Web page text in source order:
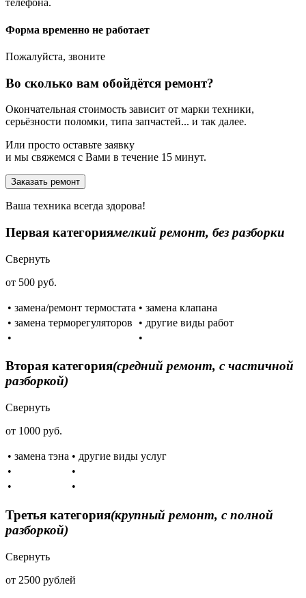
телефона.
Форма временно не работает
Пожалуйста, звоните
Во сколько вам обойдётся ремонт?
Окончательная стоимость зависит от марки техники,
серьёзности поломки, типа запчастей... и так далее.
Или просто оставьте заявку
и мы свяжемся с Вами в течение 15 минут.
Заказать ремонт
Ваша техника всегда здорова!
Первая категориямелкий ремонт, без разборки
Свернуть
от 500 руб.
• замена/ремонт термостата • замена клапана
• замена терморегуляторов
• другие виды работ
•
•
Вторая категория(средний ремонт, с частичной
разборкой)
Свернуть
от 1000 руб.
• замена тэна • другие виды услуг
•
•
•
•
Третья категория(крупный ремонт, с полной
разборкой)
Свернуть
от 2500 рублей